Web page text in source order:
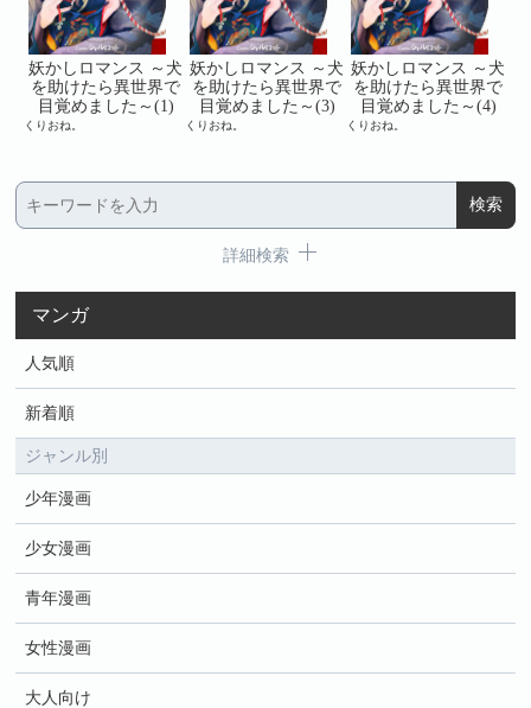
妖かしロマンス ～犬
を助けたら異世界で
目覚めました～(1)
くりおね。
妖かしロマンス ～犬
を助けたら異世界で
目覚めました～(3)
くりおね。
妖かしロマンス ～犬
を助けたら異世界で
目覚めました～(4)
くりおね。
詳細検索
マンガ
人気順
新着順
ジャンル別
少年漫画
少女漫画
青年漫画
女性漫画
大人向け